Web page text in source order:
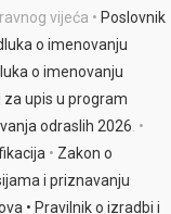
vijeća • Poslovnik
o imenovanju
o imenovanju
za upis u program
nja odraslih 2026 . •
• Zakon o
i priznavanju
• Pravilnik o izradbi i